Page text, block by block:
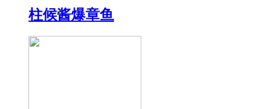
柱候酱爆章鱼